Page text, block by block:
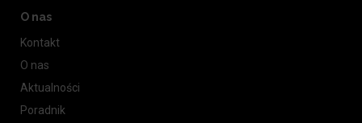
O nas
Kontakt
O nas
Aktualności
Poradnik